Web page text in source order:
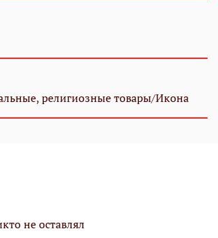
религиозные товары/Икона
не оставлял